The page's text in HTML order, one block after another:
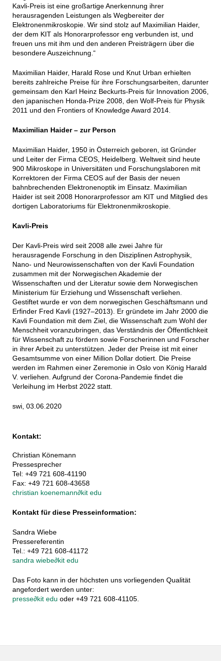
Kavli-Preis ist eine großartige Anerkennung ihrer
herausragenden Leistungen als Wegbereiter der
Elektronenmikroskopie. Wir sind stolz auf Maximilian Haider,
der dem KIT als Honorarprofessor eng verbunden ist, und
freuen uns mit ihm und den anderen Preisträgern über die
besondere Auszeichnung.“
Maximilian Haider, Harald Rose und Knut Urban erhielten
bereits zahlreiche Preise für ihre Forschungsarbeiten, darunter
gemeinsam den Karl Heinz Beckurts-Preis für Innovation 2006,
den japanischen Honda-Prize 2008, den Wolf-Preis für Physik
2011 und den Frontiers of Knowledge Award 2014.
Maximilian Haider – zur Person
Maximilian Haider, 1950 in Österreich geboren, ist Gründer
und Leiter der Firma CEOS, Heidelberg. Weltweit sind heute
900 Mikroskope in Universitäten und Forschungslaboren mit
Korrektoren der Firma CEOS auf der Basis der neuen
bahnbrechenden Elektronenoptik im Einsatz. Maximilian
Haider ist seit 2008 Honorarprofessor am KIT und Mitglied des
dortigen Laboratoriums für Elektronenmikroskopie.
Kavli-Preis
Der Kavli-Preis wird seit 2008 alle zwei Jahre für
herausragende Forschung in den Disziplinen Astrophysik,
Nano- und Neurowissenschaften von der Kavli Foundation
zusammen mit der Norwegischen Akademie der
Wissenschaften und der Literatur sowie dem Norwegischen
Ministerium für Erziehung und Wissenschaft verliehen.
Gestiftet wurde er von dem norwegischen Geschäftsmann und
Erfinder Fred Kavli (1927–2013). Er gründete im Jahr 2000 die
Kavli Foundation mit dem Ziel, die Wissenschaft zum Wohl der
Menschheit voranzubringen, das Verständnis der Öffentlichkeit
für Wissenschaft zu fördern sowie Forscherinnen und Forscher
in ihrer Arbeit zu unterstützen. Jeder der Preise ist mit einer
Gesamtsumme von einer Million Dollar dotiert. Die Preise
werden im Rahmen einer Zeremonie in Oslo von König Harald
V. verliehen. Aufgrund der Corona-Pandemie findet die
Verleihung im Herbst 2022 statt.
swi, 03.06.2020
Kontakt:
Christian Könemann
Pressesprecher
Tel: +49 721 608-41190
Fax: +49 721 608-43658
christian koenemann∂kit edu
Kontakt für diese Presseinformation:
Sandra Wiebe
Pressereferentin
Tel.: +49 721 608-41172
sandra wiebe∂kit edu
Das Foto kann in der höchsten uns vorliegenden Qualität
angefordert werden unter:
presse∂kit edu oder +49 721 608-41105.